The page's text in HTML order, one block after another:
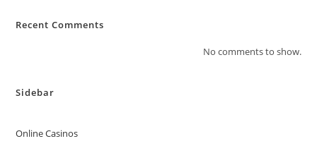
Recent Comments
No comments to show.
Sidebar
Online Casinos